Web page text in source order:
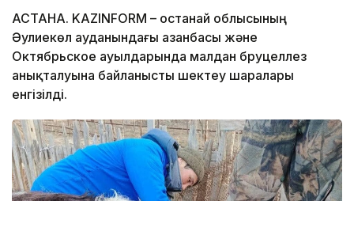
АСТАНА. KAZINFORM – Қостанай облысының
Әулиекөл ауданындағы Қазанбасы және
Октябрьское ауылдарында малдан бруцеллез
анықталуына байланысты шектеу шаралары
енгізілді.